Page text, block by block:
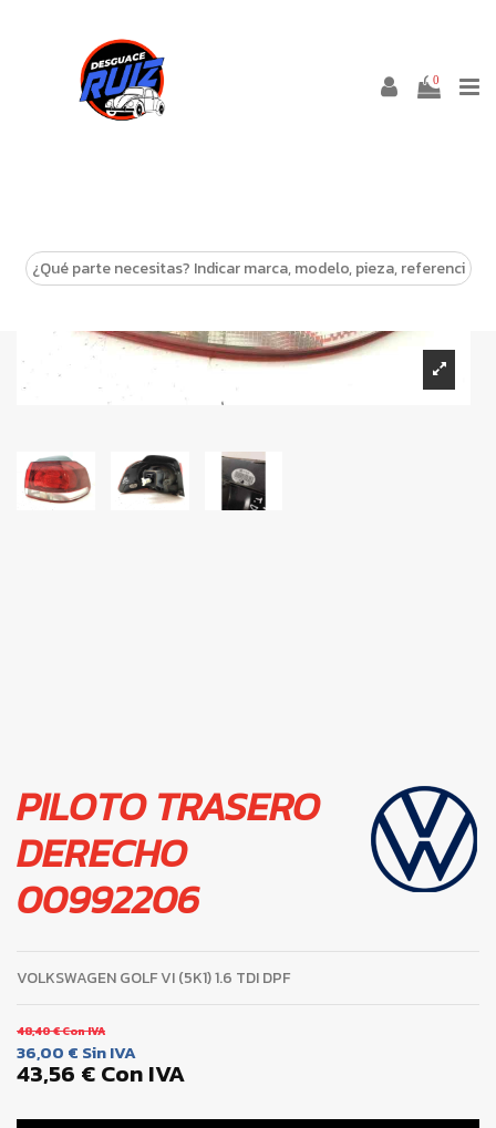
0
PILOTO TRASERO
DERECHO
00992206
VOLKSWAGEN GOLF VI (5K1) 1.6 TDI DPF
48,40 €Con IVA
36,00 € Sin IVA
43,56 €Con IVA